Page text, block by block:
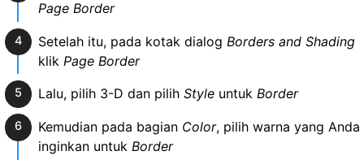
Page Border
Setelah itu, pada kotak dialog Borders and Shading
klik Page Border
Lalu, pilih 3-D dan pilih StyleuntukBorder
Kemudian pada bagianColor, pilih warna yang Anda
inginkan untuk Border